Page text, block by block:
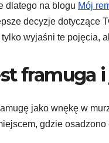
dlatego na blogu Mój
decyzje dotyczące
wyjaśni te pojęcia,
framuga
jako wnękę w
gdzie osadzono